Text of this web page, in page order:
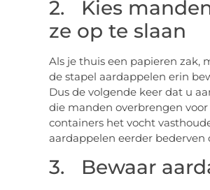
2. Kies
ze op te slaan
Als je thuis een papieren zak,
de stapel aardappelen erin
Dus de volgende keer dat u
die manden overbrengen
containers het vocht
aardappelen eerder bederven
3. Bewaar